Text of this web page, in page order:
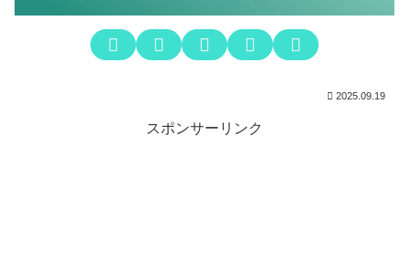
2025.09.19
スポンサーリンク